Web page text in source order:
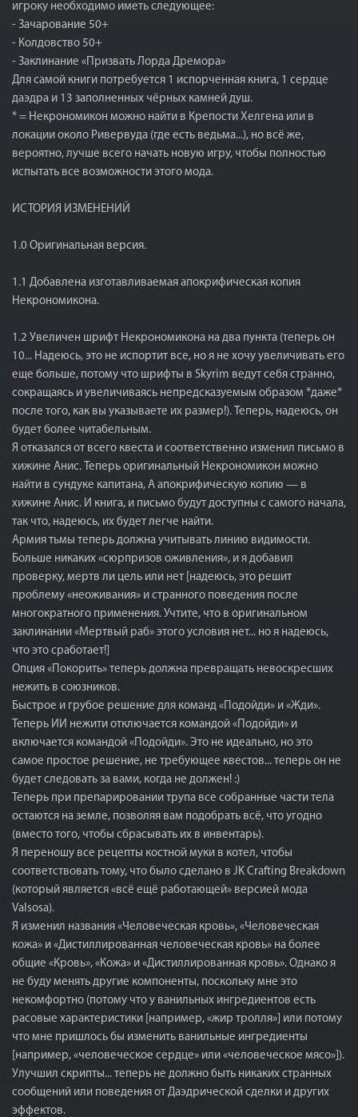
игроку необходимо иметь следующее:
- Зачарование 50+
- Колдовство 50+
- Заклинание «Призвать Лорда Дремора»
Для самой книги потребуется 1 испорченная книга, 1 сердце
даэдра и 13 заполненных чёрных камней душ.
* = Некрономикон можно найти в Крепости Хелгена или в
локации около Ривервуда (где есть ведьма...), но всё же,
вероятно, лучше всего начать новую игру, чтобы полностью
испытать все возможности этого мода.
ИСТОРИЯ ИЗМЕНЕНИЙ
1.0 Оригинальная версия.
1.1 Добавлена изготавливаемая апокрифическая копия
Некрономикона.
1.2 Увеличен шрифт Некрономикона на два пункта (теперь он
10... Надеюсь, это не испортит все, но я не хочу увеличивать его
еще больше, потому что шрифты в Skyrim ведут себя странно,
сокращаясь и увеличиваясь непредсказуемым образом *даже*
после того, как вы указываете их размер!). Теперь, надеюсь, он
будет более читабельным.
Я отказался от всего квеста и соответственно изменил письмо в
хижине Анис. Теперь оригинальный Некрономикон можно
найти в сундуке капитана, А апокрифическую копию — в
хижине Анис. И книга, и письмо будут доступны с самого начала,
так что, надеюсь, их будет легче найти.
Армия тьмы теперь должна учитывать линию видимости.
Больше никаких «сюрпризов оживления», и я добавил
проверку, мертв ли цель или нет [надеюсь, это решит
проблему «неоживания» и странного поведения после
многократного применения. Учтите, что в оригинальном
заклинании «Мертвый раб» этого условия нет... но я надеюсь,
что это сработает!]
Опция «Покорить» теперь должна превращать невоскресших
нежить в союзников.
Быстрое и грубое решение для команд «Подойди» и «Жди».
Теперь ИИ нежити отключается командой «Подойди» и
включается командой «Подойди». Это не идеально, но это
самое простое решение, не требующее квестов... теперь он не
будет следовать за вами, когда не должен! :)
Теперь при препарировании трупа все собранные части тела
остаются на земле, позволяя вам подобрать всё, что угодно
(вместо того, чтобы сбрасывать их в инвентарь).
Я переношу все рецепты костной муки в котел, чтобы
соответствовать тому, что было сделано в JK Crafting Breakdown
(который является «всё ещё работающей» версией мода
Valsosa).
Я изменил названия «Человеческая кровь», «Человеческая
кожа» и «Дистиллированная человеческая кровь» на более
общие «Кровь», «Кожа» и «Дистиллированная кровь». Однако я
не буду менять другие компоненты, поскольку мне это
некомфортно (потому что у ванильных ингредиентов есть
расовые характеристики [например, «жир тролля»] или потому
что мне пришлось бы изменить ванильные ингредиенты
[например, «человеческое сердце» или «человеческое мясо»]).
Улучшил скрипты... теперь не должно быть никаких странных
сообщений или поведения от Даэдрической сделки и других
эффектов.